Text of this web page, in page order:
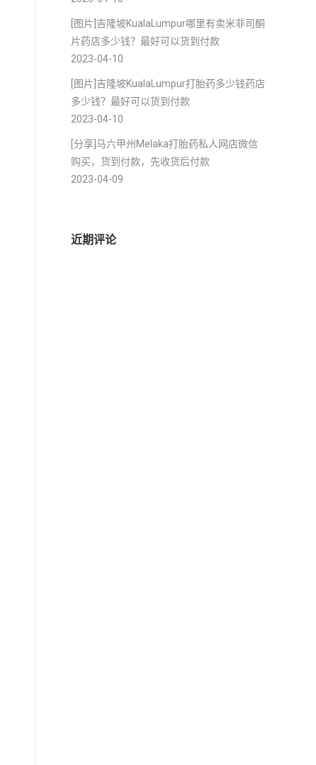
[图片]吉隆坡KualaLumpur哪里有卖米非司酮
片药店多少钱？最好可以货到付款
2023-04-10
[图片]吉隆坡KualaLumpur打胎药多少钱药店
多少钱？最好可以货到付款
2023-04-10
[分享]马六甲州Melaka打胎药私人网店微信
购买，货到付款，先收货后付款
2023-04-09
近期评论